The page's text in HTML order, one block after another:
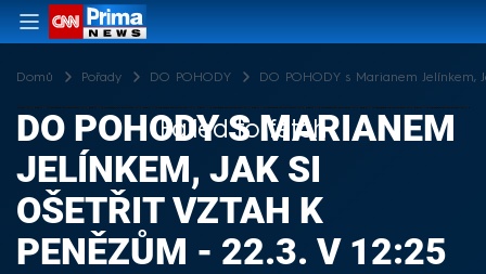
Domů Pořady DO POHODY DO POHODY s Marianem
Failed to fetch
DO POHODY S MARIANEM
JELÍNKEM, JAK SI
OŠETŘIT VZTAH K
PENĚZŮM - 22.3. V 12:25